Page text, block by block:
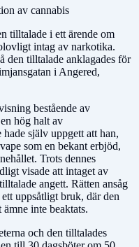
av cannabis
tilltalade i ett ärende om
intag av narkotika.
den tilltalade anklagades för
i Angered,
bestående av
hög halt av
själv uppgett att han,
som en bekant erbjöd,
Trots dennes
visade att intaget av
angett. Rätten ansåg
uppsåtligt bruk, där den
inte beaktats.
och den tilltalades